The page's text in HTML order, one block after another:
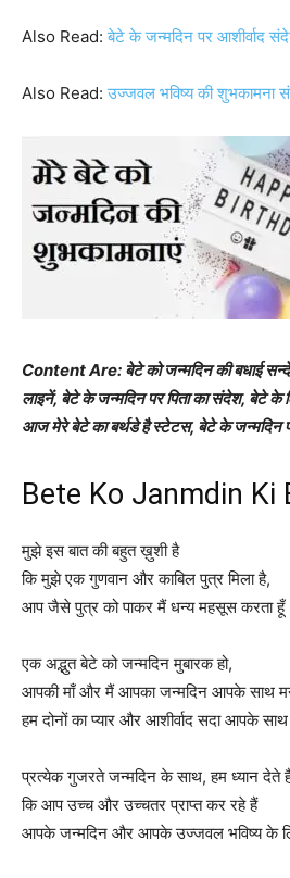
Also Read:बेटे के जन्मदिन पर आशीर्वाद
Also Read:उज्जवल भविष्य की शुभकामना
Content Are: बेटे को जन्मदिन की बधाई
लाइनें, बेटे के जन्मदिन पर पिता का संदेश, बेटे के
आज मेरे बेटे का बर्थडे है स्टेटस, बेटे के जन्मदिन
Bete Ko Janmdin Ki
मुझे इस बात की बहुत ख़ुशी है
कि मुझे एक गुणवान और काबिल पुत्र मिला है,
आप जैसे पुत्र को पाकर मैं धन्य महसूस करता हूँ
एक अद्भुत बेटे को जन्मदिन मुबारक हो,
आपकी माँ और मैं आपका जन्मदिन आपके साथ
हम दोनों का प्यार और आशीर्वाद सदा आपके साथ
प्रत्येक गुजरते जन्मदिन के साथ, हम ध्यान देते
कि आप उच्च और उच्चतर प्राप्त कर रहे हैं
आपके जन्मदिन और आपके उज्जवल भविष्य के